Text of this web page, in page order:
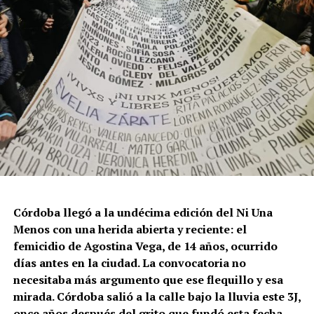
Córdoba llegó a la undécima edición del Ni Una
Menos con una herida abierta y reciente: el
femicidio de Agostina Vega, de 14 años, ocurrido
días antes en la ciudad. La convocatoria no
necesitaba más argumento que ese flequillo y esa
mirada. Córdoba salió a la calle bajo la lluvia este 3J,